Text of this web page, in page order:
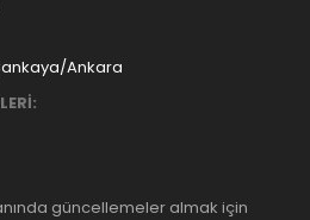
Ankara
güncellemeler almak için